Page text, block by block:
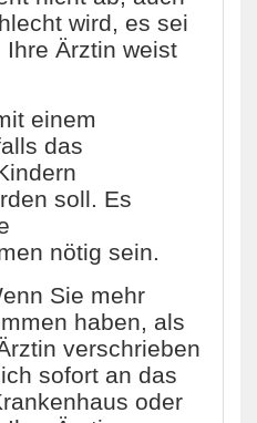
wird, es sei
Ihre Ärztin weist
einem
das
soll. Es
nötig sein.
Sie mehr
haben, als
verschrieben
sofort an das
oder